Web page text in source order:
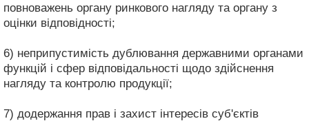
повноважень органу ринкового нагляду та органу з
оцінки відповідності;
6) неприпустимість дублювання державними органами
функцій і сфер відповідальності щодо здійснення
нагляду та контролю продукції;
7) додержання прав і захист інтересів суб'єктів